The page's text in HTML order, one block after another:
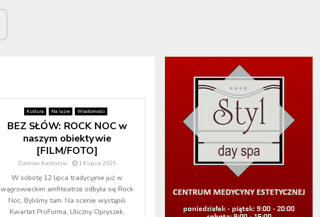
Kultura Na luzie Wiadomości
BEZ SŁÓW: ROCK NOC w
naszym obiektywie
[FILM/FOTO]
Damian Kantorski 14 lipca 2025
W sobotę 12 lipca tradycyjnie już w
wągrowieckim amfiteatrze odbyła się Rock
Noc. Byliśmy tam. Na scenie wystąpili
Kwartet ProForma, Uliczny Opryszek,